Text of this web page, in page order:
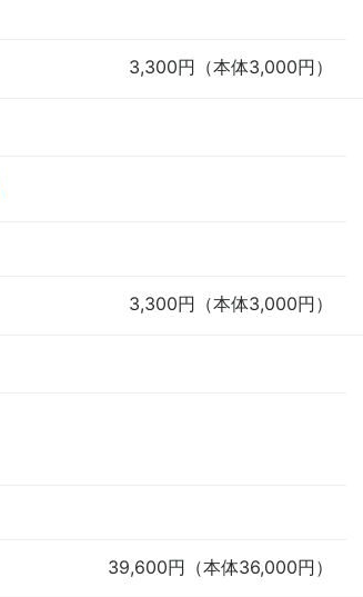
3,300円（本体3,000円）
3,300円（本体3,000円）
39,600円（本体36,000円）